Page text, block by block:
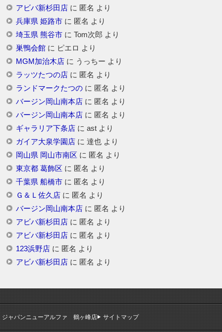
アビバ新杉田店に 匿名 より
兵庫県 姫路市に 匿名 より
埼玉県 熊谷市に Tom次郎 より
巣鴨会館に ピエロ より
MGM加治木店に うっちー より
ラッツたつの店に 匿名 より
ランドマークたつのに 匿名 より
バージン岡山南本店に 匿名 より
バージン岡山南本店に 匿名 より
ギャラリア下条店に astより
ガイア大泉学園店に 達也より
岡山県 岡山市南区 に 匿名 より
東京都 葛飾区 に 匿名 より
千葉県 船橋市に 匿名 より
Ｇ＆Ｌ佐久店に 匿名 より
バージン岡山南本店に 匿名 より
アビバ新杉田店に 匿名 より
アビバ新杉田店に 匿名 より
123浜野店に 匿名 より
アビバ新杉田店に 匿名 より
ジャパンニューアルファ 鶴ヶ峰店 サイトマップ